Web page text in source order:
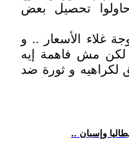
تحصيل بعض
غلاء الأسعار .. و
مش فاهمة إيه
لكراهيه و ثورة ضد
وإسبان